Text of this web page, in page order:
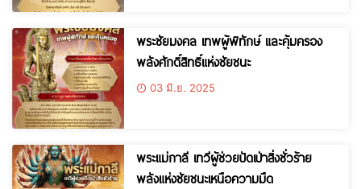
พระชัยมงคล เทพผู้พิทักษ์ และคุ้มครอง
พลังศักดิ์สิทธิ์แห่งชัยชนะ
03 มิ.ย. 2025
พระแม่กาลี เทวีผู้ช่วยปัดเป่าสิ่งชั่วร้าย
พลังแห่งชัยชนะเหนือความมืด